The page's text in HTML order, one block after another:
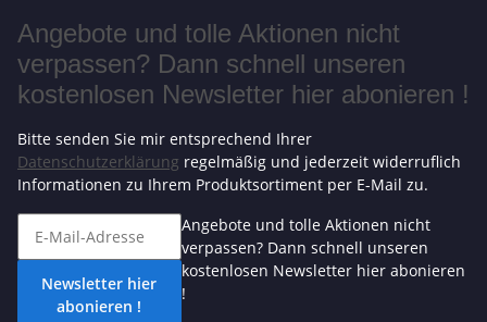
Angebote und tolle Aktionen nicht
verpassen? Dann schnell unseren
kostenlosen Newsletter hier abonieren !
Bitte senden Sie mir entsprechend Ihrer
Datenschutzerklärung regelmäßig und jederzeit widerruflich
Informationen zu Ihrem Produktsortiment per E-Mail zu.
Newsletter hier
abonieren !
Angebote und tolle Aktionen nicht
verpassen? Dann schnell unseren
kostenlosen Newsletter hier abonieren
!